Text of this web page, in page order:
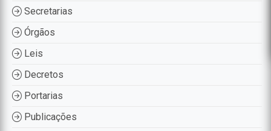
Secretarias
Órgãos
Leis
Decretos
Portarias
Publicações